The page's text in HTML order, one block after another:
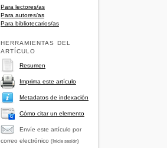
Para lectores/as
Para autores/as
Para bibliotecarios/as
HERRAMIENTAS DEL
ARTÍCULO
Resumen
Imprima este artículo
Metadatos de indexación
Cómo citar un elemento
Envíe este artículo por
correo electrónico (Inicie sesión)